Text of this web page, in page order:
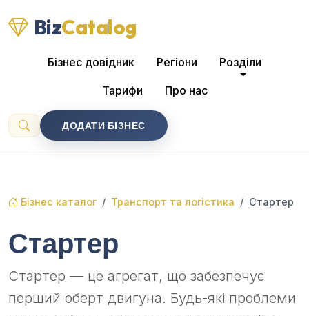
BizCatalog
Бізнес довідник Регіони Розділи
Тарифи Про нас
ДОДАТИ БІЗНЕС
Бізнес каталог Транспорт та логістика Стартер
Стартер
Стартер — це агрегат, що забезпечує
перший оберт двигуна. Будь-які проблеми